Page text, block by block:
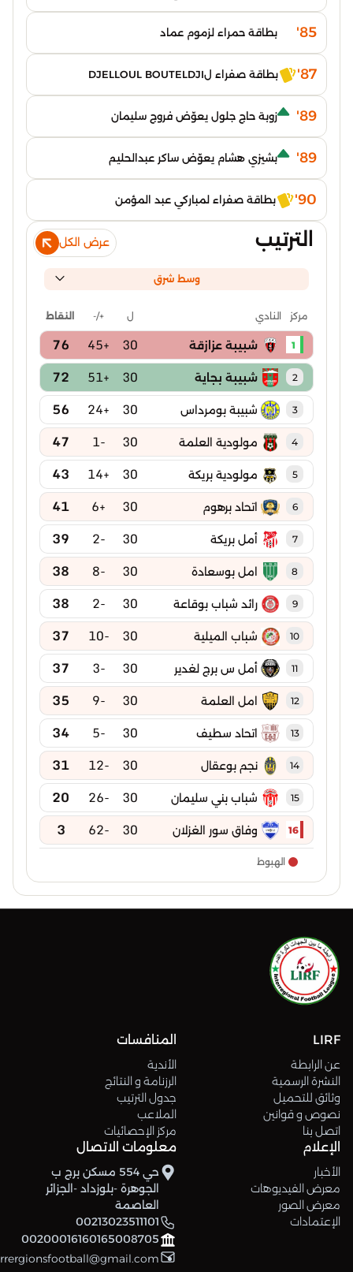
85' بطاقة حمراء لزموم عماد
87' بطاقة صفراء لDJELLOUL BOUTELDJI
89' زوبة حاج جلول يعوّض فروج سليمان
89' بشيزي هشام يعوّض ساكر عبدالحليم
90' بطاقة صفراء لمباركي عبد المؤمن
الترتيب عرض الكل
وسط شرق
مركز النادي ل +/- النقاط
1 شبيبة عزازقة 30
+45
76
2 شبيبة بجاية 30
+51
72
3 شبيبة بومرداس 30
+24
56
4 مولودية العلمة 30
-1
47
5 مولودية بريكة 30
+14
43
6 اتحاد برهوم 30
+6
41
7 أمل بريكة 30
-2
39
8 امل بوسعادة 30
-8
38
9 رائد شباب بوقاعة 30
-2
38
10 شباب الميلية 30
-10
37
11 أمل س برج لغدير 30
-3
37
12 امل العلمة 30
-9
35
13 اتحاد سطيف 30
-5
34
14 نجم بوعقال 30
-12
31
15 شباب بني سليمان 30
-26
20
16 وفاق سور الغزلان 30
-62
3
الهبوط
LIRF
عن الرابطة
النشرة الرسمية
وثائق للتحميل
نصوص و قوانين
اتصل بنا
المنافسات
الأندية
الرزنامة و النتائج
جدول الترتيب
الملاعب
مركز الإحصائيات
الإعلام
الأخبار
معرض الفيديوهات
معرض الصور
الإعتمادات
معلومات الاتصال
حي 554 مسكن برج ب
الجوهرة -بلوزداد -الجزائر
العاصمة
00213023511101
00200016160165008705